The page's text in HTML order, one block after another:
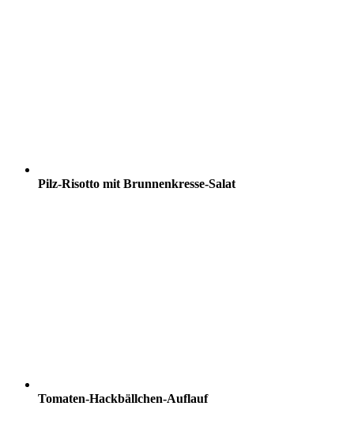
Pilz-Risotto mit Brunnenkresse-Salat
Tomaten-Hackbällchen-Auflauf